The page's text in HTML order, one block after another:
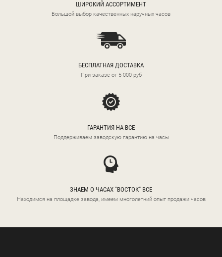
ШИРОКИЙ АССОРТИМЕНТ
Большой выбор качественных наручных часов
БЕСПЛАТНАЯ ДОСТАВКА
При заказе от 5 000 руб
ГАРАНТИЯ НА ВСЕ
Поддерживаем заводскую гарантию на часы
ЗНАЕМ О ЧАСАХ "ВОСТОК" ВСЕ
Находимся на площадке завода, имеем многолетний опыт продажи часов